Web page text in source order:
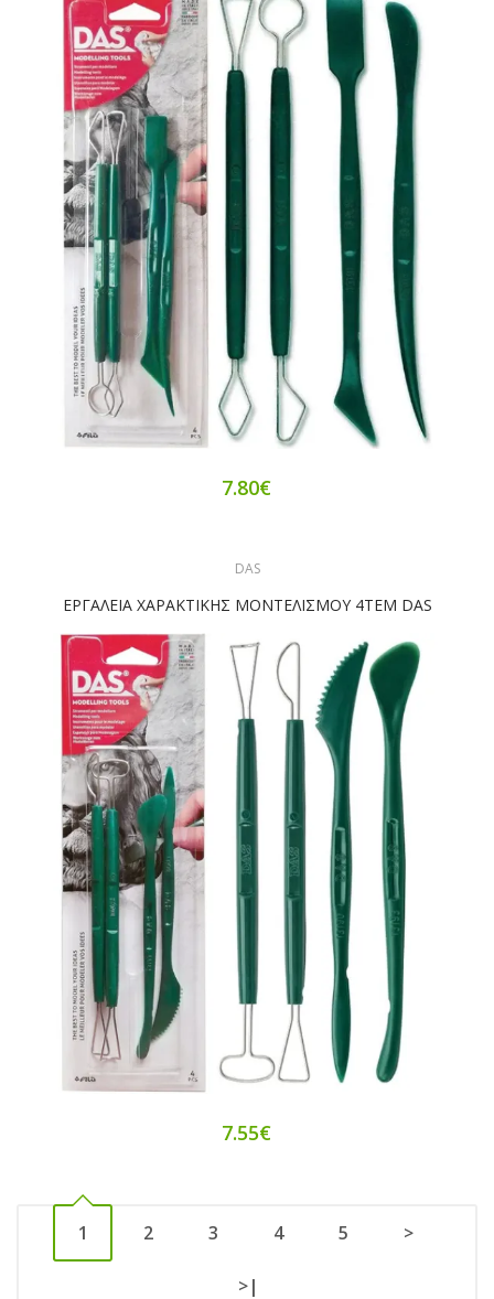
7.80€
DAS
ΕΡΓΑΛΕΙΑ ΧΑΡΑΚΤΙΚΗΣ ΜΟΝΤΕΛΙΣΜΟΥ 4TEM DAS
7.55€
1 2 3 4 5 >
>|